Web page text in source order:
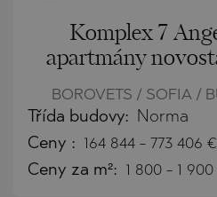
Komplex 7
apartmány
BOROVETS / SOFIA /
Třída budovy: Norma
Ceny : 164 844 - 773 406 €
Ceny za m²: 1 800 - 1